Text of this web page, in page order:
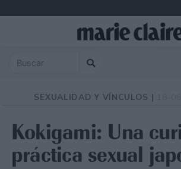
SEXUALIDAD Y VÍNCULOS |
Kokigami: Una
práctica sexual